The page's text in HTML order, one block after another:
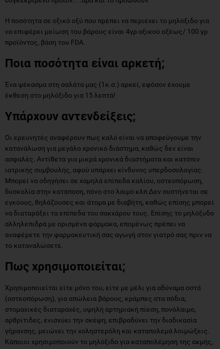
Η ποσότητα σε οξικό οξύ που πρέπει να περιέχει το μηλόξιδο για
να επιφέρει μείωση του βάρους είναι 4γρ οξικού οξέως/ 100 γρ
προϊόντος, βάση του FDA.
Ποια ποσότητα είναι αρκετή;
Ένα ψέκασμα στη σαλάτα μας (1κ.σ.) αρκεί, εφόσον έχουμε
έκθεση στο μηλόξιδο για 15 λεπτά!
Υπάρχουν αντενδείξεις;
Οι ερευνητές αναφέρουν πως καλό είναι να αποφεύγουμε την
κατανάλωση για μεγάλο χρονικό διάστημα, καθώς δεν είναι
ασφαλές. Αντίθετα για μικρά χρονικά διαστήματα και κατόπιν
ιατρικής συμβουλής, αφού υπάρχει κίνδυνος υπερδοσολογίας.
Μπορεί να οδηγήσει σε χαμηλά επίπεδα καλίου, οστεοπόρωση,
δυσκολία στην κατάποση, πόνο στο λαιμό κλπ Δεν συστήνεται σε
εγκύους, θηλάζουσες και άτομα με διαβήτη, καθώς επίσης μπορεί
να διαταράξει τα επίπεδα του σακχάρου τους. Επίσης το μηλόξυδο
αλληλεπιδρά με ορισμένα φάρμακα, επομένως πρέπει να
αναφέρετε την φαρμακευτική σας αγωγή στον γιατρό σας πριν να
το καταναλώσετε.
Πως χρησιμοποιείται;
Χρησιμοποιείται είτε μόνο του, είτε με μέλι για αδύναμα οστά
(οστεοπόρωση), για απώλεια βάρους, κράμπες στα πόδια,
στομαχικές διαταραχές, υψηλή αρτηριακή πίεση, πονόλαιμo,
αρθρίτιδες, ενισχύει την σκέψη, επιβραδύνει την διαδικασία
γήρανσης, μειώνει την χοληστερόλη και καταπολεμά λοιμώξεις.
Κάποιοι χρησιμοποιούν το μηλόξιδο για καταπολέμηση της ακμής,